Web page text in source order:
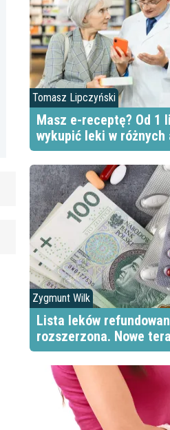
Tomasz Lipczyński
Masz e-receptę? Od 1
wykupić leki w różnych
Zygmunt Wilk
Lista leków
rozszerzona. Nowe